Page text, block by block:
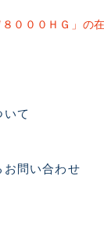
８０００ＨＧ」の
いて
お問い合わせ